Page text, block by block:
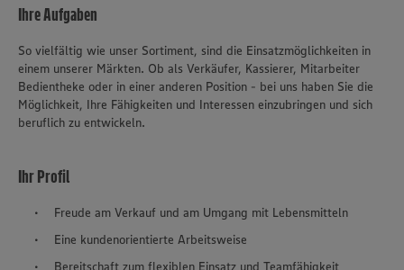
Ihre Aufgaben
So vielfältig wie unser Sortiment, sind die Einsatzmöglichkeiten in
einem unserer Märkten. Ob als Verkäufer, Kassierer, Mitarbeiter
Bedientheke oder in einer anderen Position - bei uns haben Sie die
Möglichkeit, Ihre Fähigkeiten und Interessen einzubringen und sich
beruflich zu entwickeln.
Ihr Profil
Freude am Verkauf und am Umgang mit Lebensmitteln
Eine kundenorientierte Arbeitsweise
Bereitschaft zum flexiblen Einsatz und Teamfähigkeit